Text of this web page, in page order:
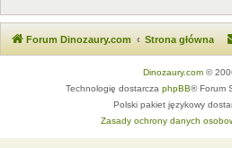
Forum Dinozaury.com Strona główna
Dinozaury.com©
Technologię dostarcza phpBB® Forum
Polski pakiet językowy
Zasady ochrony danych